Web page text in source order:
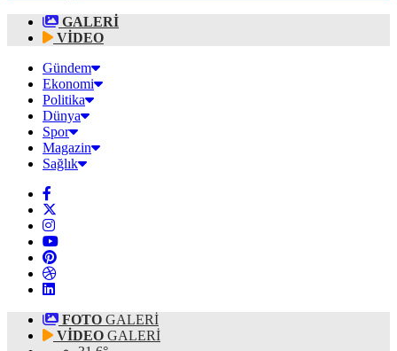
GALERİ
VİDEO
Gündem
Ekonomi
Politika
Dünya
Spor
Magazin
Sağlık
FOTO GALERİ
VİDEO GALERİ